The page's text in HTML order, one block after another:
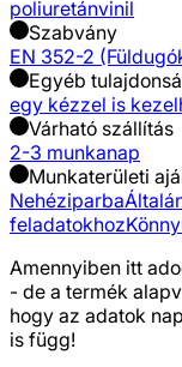
poliuretánvinil
Szabvány
EN 352-2
Egyéb
egy kézzel is
Várható szállítás
2-3 munkanap
Munkaterületi
Nehéziparba
feladatokhoz
Amennyiben itt
- de a termék
hogy az adatok
is függ!